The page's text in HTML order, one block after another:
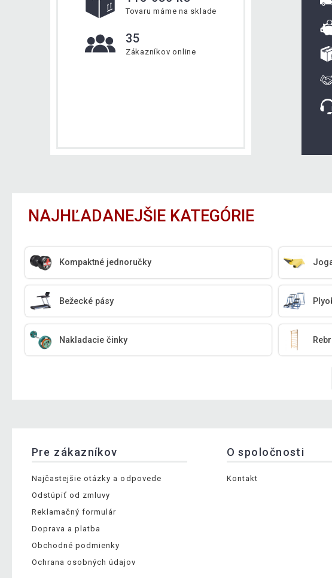
Tovaru máme na sklade
35
Zákazníkov online
NAJHĽADANEJŠIE KATEGÓRIE
Kompaktné jednoručky
Bežecké pásy
Nakladacie činky
Pre zákazníkov
Najčastejšie otázky a odpovede
Odstúpiť od zmluvy
Reklamačný formulár
Doprava a platba
Obchodné podmienky
Ochrana osobných údajov
O spoločnosti
Kontakt